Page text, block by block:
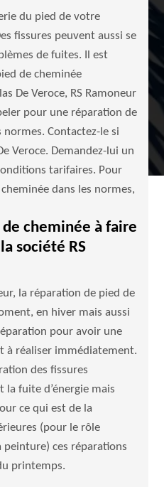
du pied de votre
fissures peuvent aussi se
de fuites. Il est
de cheminée
De Veroce, RS Ramoneur
pour une réparation de
normes. Contactez-le si
Veroce. Demandez-lui un
tarifaires. Pour
dans les normes,
cheminée à faire
société RS
la réparation de pied de
en hiver mais aussi
pour avoir une
à réaliser immédiatement.
des fissures
fuite d’énergie mais
ce qui est de la
(pour le rôle
ces réparations
printemps.